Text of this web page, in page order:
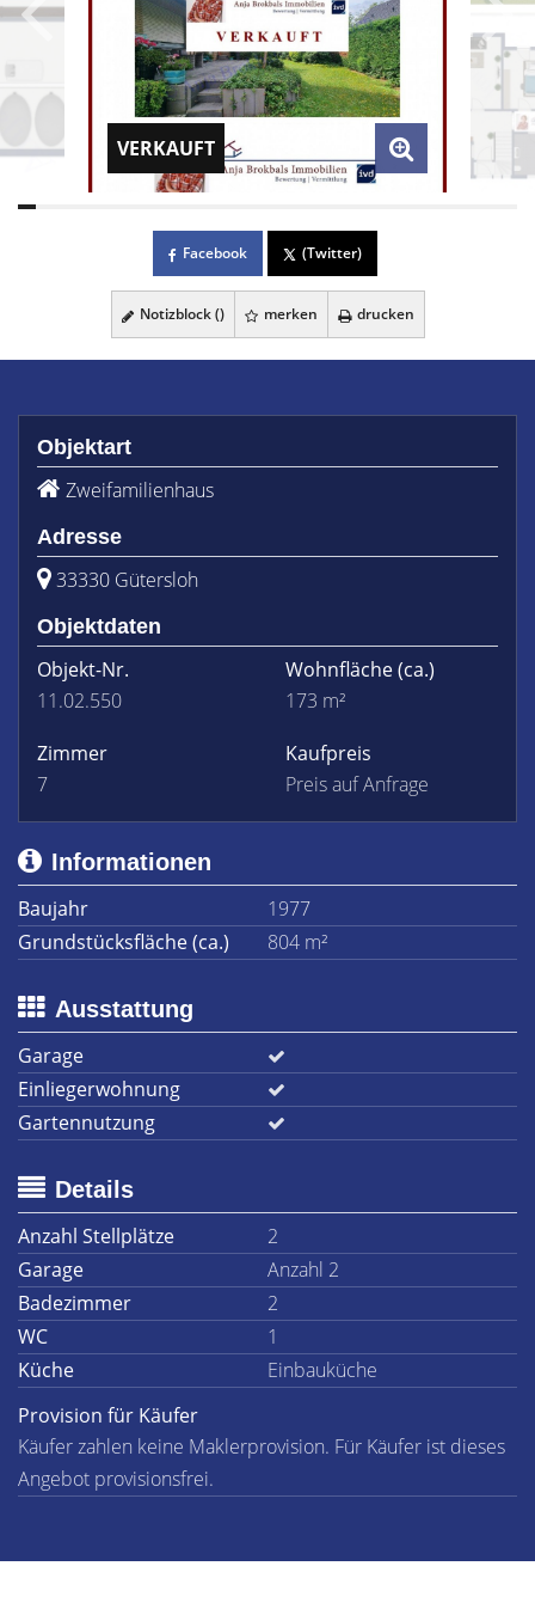
VERKAUFT
Facebook (Twitter)
Notizblock () merken drucken
Objektart
Zweifamilienhaus
Adresse
33330 Gütersloh
Objektdaten
Objekt-Nr.
11.02.550
Wohnfläche(ca.)
173 m²
Zimmer
7
Kaufpreis
Preis auf Anfrage
Informationen
Baujahr
1977
Grundstücksfläche (ca.)
804 m²
Ausstattung
Garage
Einliegerwohnung
Gartennutzung
Details
Anzahl Stellplätze
2
Garage
Anzahl 2
Badezimmer
2
WC
1
Küche
Einbauküche
Provision für Käufer
Käufer zahlen keine Maklerprovision. Für Käufer ist dieses
Angebot provisionsfrei.